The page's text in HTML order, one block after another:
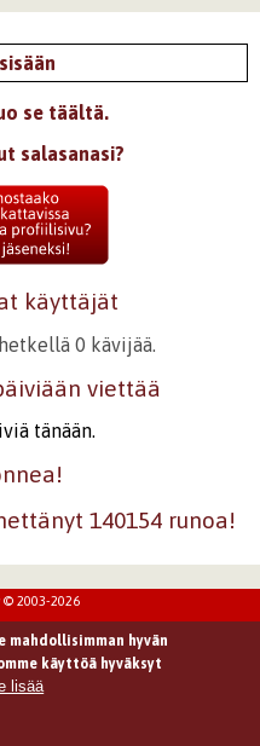
se täältä.
salasanasi?
käyttäjät
0 kävijää.
viettää
tänään.
140154 runoa!
2003-2026
mahdollisimman hyvän
käyttöä hyväksyt
lisää